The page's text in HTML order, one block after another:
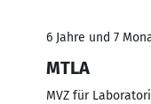
6 Jahre und 7
MTLA
MVZ für